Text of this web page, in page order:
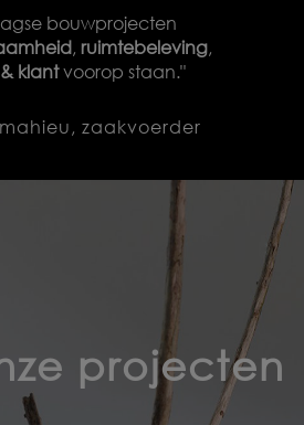
bouwprojecten
, ruimtebeleving,
klantvoorop staan."
zaakvoerder
projecten